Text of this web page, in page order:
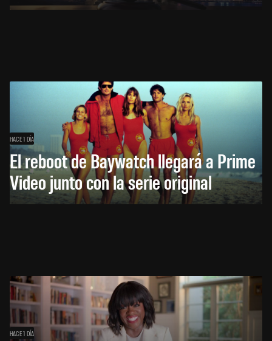
HACE 1 DÍA
El reboot de Baywatch llegará a Prime
Video junto con la serie original
HACE 1 DÍA